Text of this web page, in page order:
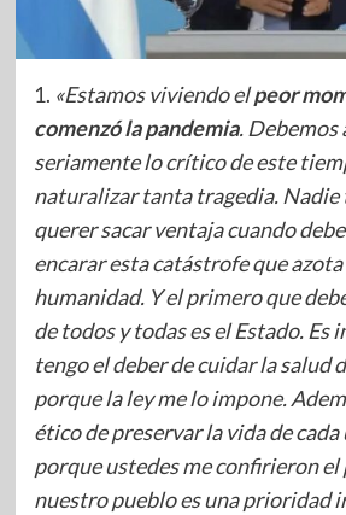
1. «Estamos viviendo elpeor
comenzó la pandemia. Debemos
seriamente lo crítico de este
naturalizar tanta tragedia. Nadie
querer sacar ventaja cuando
encarar esta catástrofe que
humanidad. Y el primero que
de todos y todas es el Estado. Es
tengo el deber de cuidar la salud
porque la ley me lo impone.
ético de preservar la vida de cada
porque ustedes me confirieron el
nuestro pueblo es una prioridad